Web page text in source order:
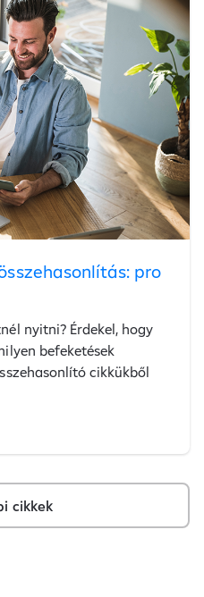
pro
nyitni? Érdekel, hogy
befeketések
cikkükből
cikkek